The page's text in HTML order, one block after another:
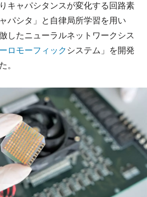
キャパシタンスが変化する回路素
パシタ」と自律局所学習を用い
したニューラルネットワークシス
ロモーフィック システム」を開発
。